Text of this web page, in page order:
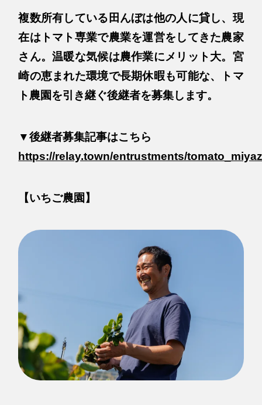
複数所有している田んぼは他の人に貸し、現
在はトマト専業で農業を運営をしてきた農家
さん。温暖な気候は農作業にメリット大。宮
崎の恵まれた環境で長期休暇も可能な、トマ
ト農園を引き継ぐ後継者を募集します。
▼後継者募集記事はこちら
https://relay.town/entrustments/
【いちご農園】